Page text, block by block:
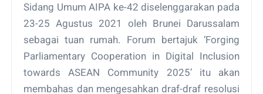
Sidang Umum AIPA ke-42 diselenggarakan pada
23-25 Agustus 2021 oleh Brunei Darussalam
sebagai tuan rumah. Forum bertajuk ‘Forging
Parliamentary Cooperation in Digital Inclusion
towards ASEAN Community 2025’ itu akan
membahas dan mengesahkan draf-draf resolusi